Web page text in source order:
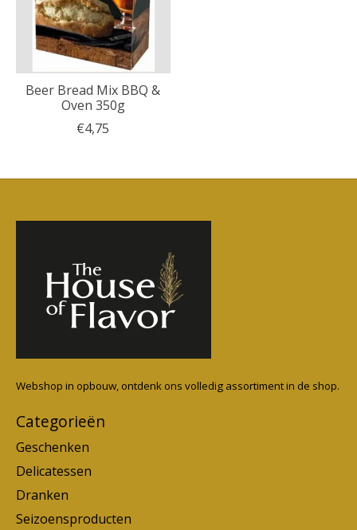
Beer Bread Mix BBQ &
Oven 350g
€4,75
Webshop in opbouw, ontdenk ons volledig assortiment in de shop.
Categorieën
Geschenken
Delicatessen
Dranken
Seizoensproducten